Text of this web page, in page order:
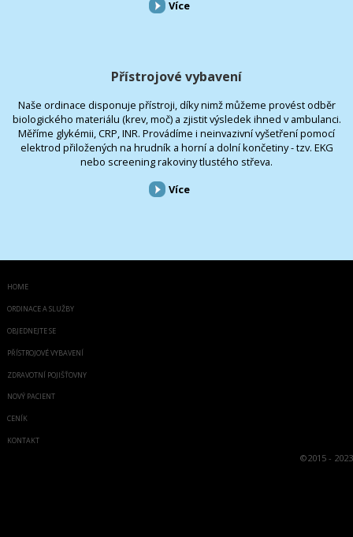
Více
Přístrojové vybavení
Naše ordinace disponuje přístroji, díky nimž můžeme provést odběr
biologického materiálu (krev, moč) a zjistit výsledek ihned v ambulanci.
Měříme glykémii, CRP, INR. Provádíme i neinvazivní vyšetření pomocí
elektrod přiložených na hrudník a horní a dolní končetiny - tzv. EKG
nebo screening rakoviny tlustého střeva.
Více
HOME
ORDINACE A SLUŽBY
OBJEDNEJTE SE
PŘÍSTROJOVÉ VYBAVENÍ
ZDRAVOTNÍ POJIŠŤOVNY
NOVÝ PACIENT
CENÍK
KONTAKT
©2015 - 2023